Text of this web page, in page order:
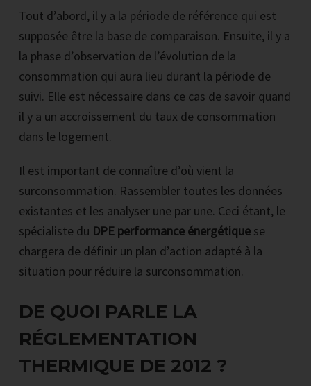
Tout d’abord, il y a la période de référence qui est
supposée être la base de comparaison. Ensuite, il y a
la phase d’observation de l’évolution de la
consommation qui aura lieu durant la période de
suivi. Elle est nécessaire dans ce cas de savoir quand
il y a un accroissement du taux de consommation
dans le logement.
Il est important de connaître d’où vient la
surconsommation. Rassembler toutes les données
existantes et les analyser une par une. Ceci étant, le
spécialiste du DPE performance énergétique se
chargera de définir un plan d’action adapté à la
situation pour réduire la surconsommation.
DE QUOI PARLE LA
RÉGLEMENTATION
THERMIQUE DE 2012 ?